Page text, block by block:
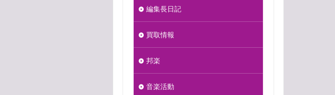
編集長日記
買取情報
邦楽
音楽活動